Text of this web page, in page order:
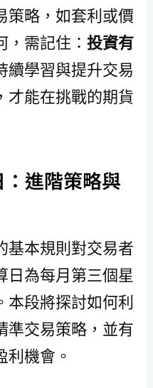
策略，如套利或價
需記住： 投資有
續學習與提升交易
才能在挑戰的期貨
進階策略與
基本規則對交易者
日為每月第三個星
本段將探討如何利
準交易策略，並有
利機會。